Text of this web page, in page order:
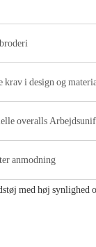
krav i design og
overalls
anmodning